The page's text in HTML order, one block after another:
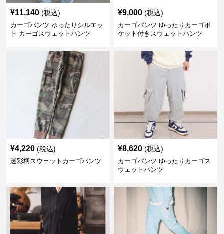
¥11,140 (税込)
カーゴパンツ ゆったりシルエッ
ト カーゴスウェットパンツ
¥9,000 (税込)
カーゴパンツ ゆったりカーゴポ
ケット付きスウェットパンツ
¥4,220 (税込)
迷彩柄スウェットカーゴパンツ
¥8,620 (税込)
カーゴパンツ ゆったりカーゴス
ウェットパンツ